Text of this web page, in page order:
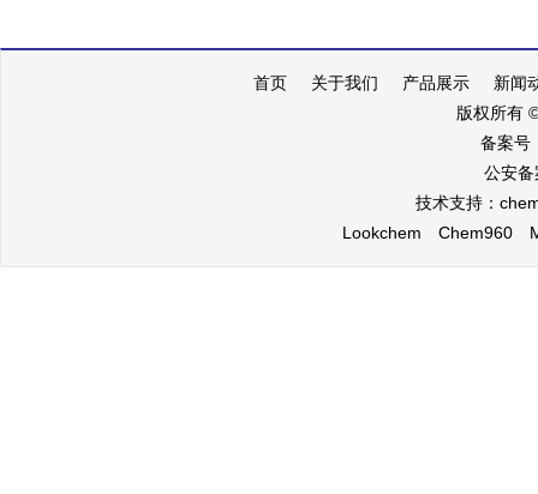
首页 关于我们 产品展示
新闻
版权所有
备案号
公安
技术支持：
Lookchem
Chem960